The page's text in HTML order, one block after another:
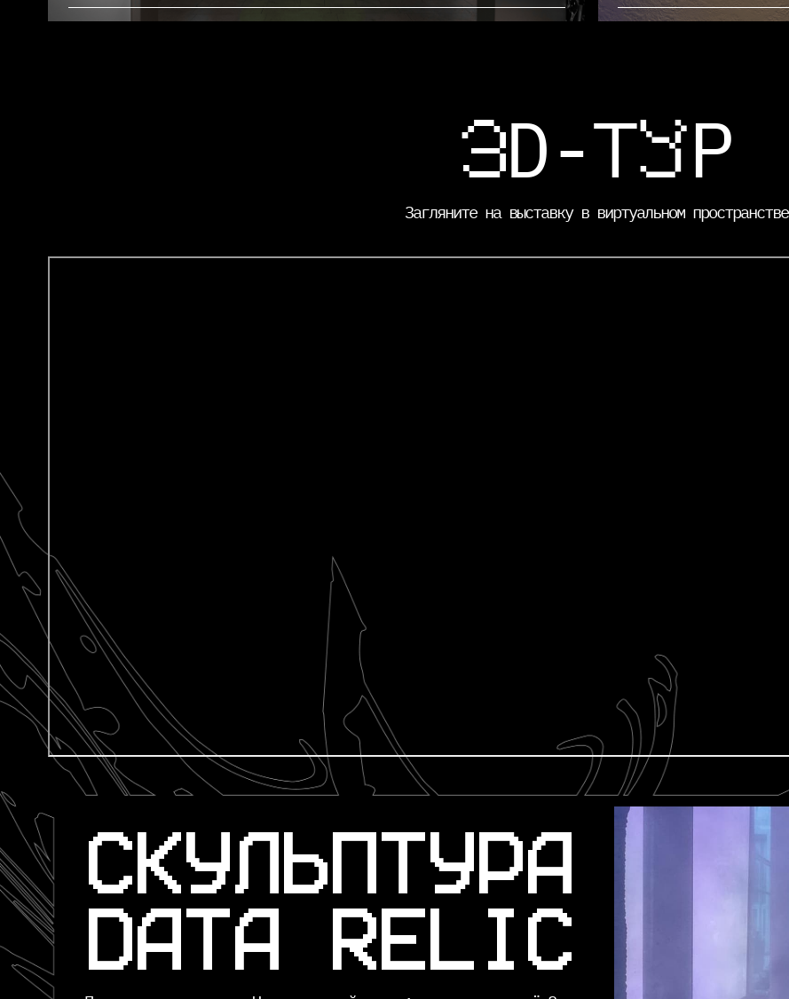
3D-Ту P
Загляните на выставку в виртуальном пространстве
СКУЛЬПТУРА
DATA RELIC